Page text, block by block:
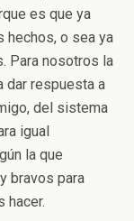
es que ya
hechos, o sea ya
Para nosotros la
dar respuesta a
del sistema
igual
la que
bravos para
hacer.